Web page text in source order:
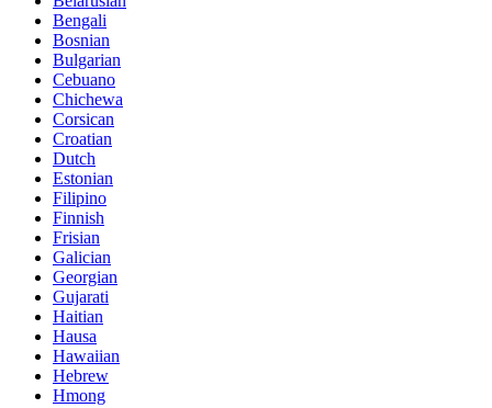
Bengali
Bosnian
Bulgarian
Cebuano
Chichewa
Corsican
Croatian
Dutch
Estonian
Filipino
Finnish
Frisian
Galician
Georgian
Gujarati
Haitian
Hausa
Hawaiian
Hebrew
Hmong